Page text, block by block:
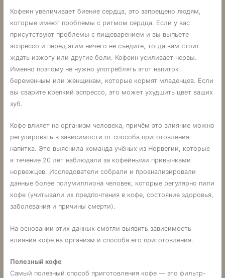
Кофеин увеличивает биение сердца, это запрещено людям,
которые имеют проблемы с ритмом сердца. Если у вас
присутствуют проблемы с пищеварением и вы выпьете
эспрессо и перед этим ничего не съедите, тогда вам стоит
ждать изжогу или другие боли. Кофеин усиливает нервы.
Именно поэтому не нужно употреблять этот напиток
беременным или женщинам, которые кормят младенцев. Если
вы сварите крепкий эспрессо, это может ухудшить цвет ваших
зуб.
Кофе влияет на организм человека, причём это влияние можно
регулировать в зависимости от способа приготовления
напитка. Это выяснила команда учёных из Норвегии, которые
в течение 20 лет наблюдали за кофейными привычками
норвежцев. Исследователи собрали и проанализировали
данные более полумиллиона человек, которые регулярно пили
кофе (учитывали их предпочтения в кофе, состояние здоровья,
заболевания и причины смерти).
На основании этих данных смогли выявить зависимость
влияния кофе на организм и способа его приготовления.
Полезный кофе
Самый полезный способ приготовления кофе — это фильтр-